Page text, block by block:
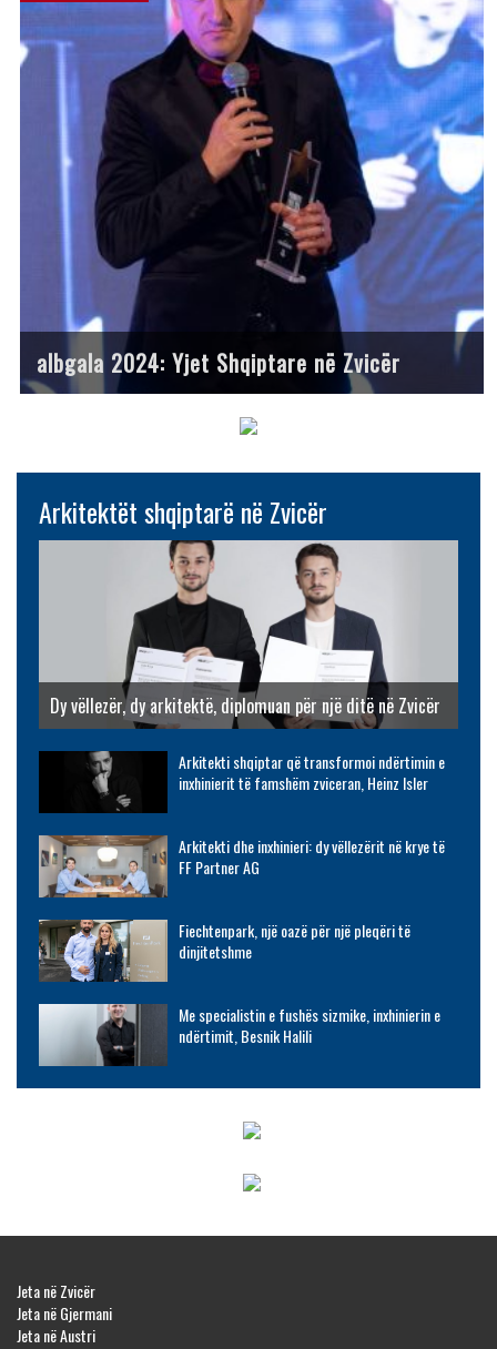
albgala 2024: Yjet Shqiptare në Zvicër
Arkitektët shqiptarë në Zvicër
Dy vëllezër, dy arkitektë, diplomuan për një ditë në Zvicër
Arkitekti shqiptar që transformoi ndërtimin e
inxhinierit të famshëm zviceran, Heinz Isler
Arkitekti dhe inxhinieri: dy vëllezërit në krye të
FF Partner AG
Fiechtenpark, një oazë për një pleqëri të
dinjitetshme
Me specialistin e fushës sizmike, inxhinierin e
ndërtimit, Besnik Halili
Jeta në Zvicër
Jeta në Gjermani
Jeta në Austri